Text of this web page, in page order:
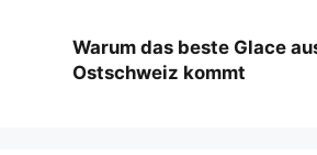
Warum das beste Glace
Ostschweiz kommt